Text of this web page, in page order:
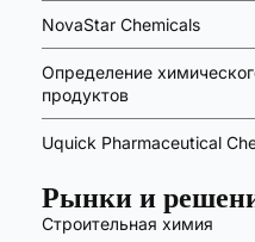
NovaStar Chemicals
Определение
продуктов
Uquick Pharmaceutical
Рынки и
Строительная химия